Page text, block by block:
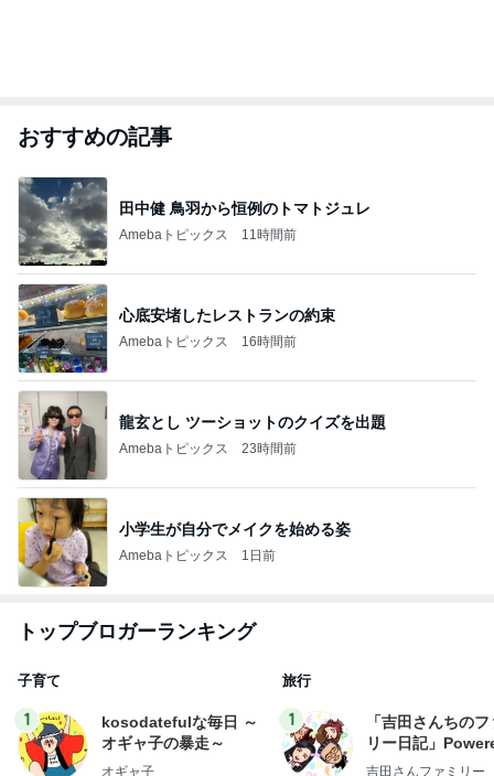
おすすめの記事
田中健 鳥羽から恒例のトマトジュレ
Amebaトピックス 11時間前
心底安堵したレストランの約束
Amebaトピックス 16時間前
龍玄とし ツーショットのクイズを出題
Amebaトピックス 23時間前
小学生が自分でメイクを始める姿
Amebaトピックス 1日前
トップブロガーランキング
子育て
1
kosodatefulな毎日 ～
オギャ子の暴走～
オギャ子
旅行
1
「吉田さんちの
リー日記」
y Ameba 吉田さ
吉田さんファミリー